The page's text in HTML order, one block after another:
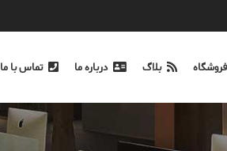
فروشگاه بلاگ درباره ما تماس با ما